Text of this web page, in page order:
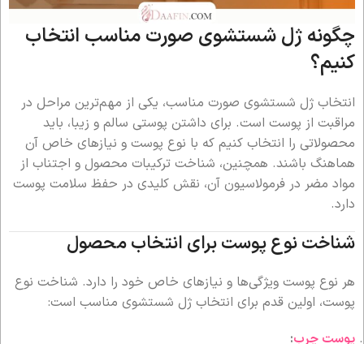
چگونه ژل شستشوی صورت مناسب انتخاب
کنیم؟
انتخاب ژل شستشوی صورت مناسب، یکی از مهم‌ترین مراحل در
مراقبت از پوست است. برای داشتن پوستی سالم و زیبا، باید
محصولاتی را انتخاب کنیم که با نوع پوست و نیازهای خاص آن
هماهنگ باشند. همچنین، شناخت ترکیبات محصول و اجتناب از
مواد مضر در فرمولاسیون آن، نقش کلیدی در حفظ سلامت پوست
دارد.
شناخت نوع پوست برای انتخاب محصول
هر نوع پوست ویژگی‌ها و نیازهای خاص خود را دارد. شناخت نوع
پوست، اولین قدم برای انتخاب ژل شستشوی مناسب است:
پوست چرب: